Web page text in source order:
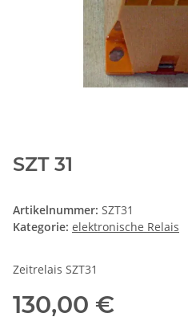
SZT 31
Artikelnummer: SZT31
Kategorie: elektronische Relais
Zeitrelais SZT31
130,00 €